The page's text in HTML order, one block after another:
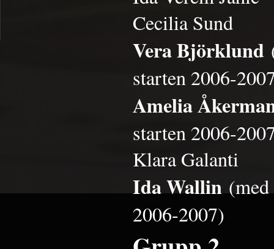
Cecilia Sund
Vera Björklund
starten 2006-
Amelia
starten 2006-
Klara Galanti
Ida Wallin(med
2006-2007)